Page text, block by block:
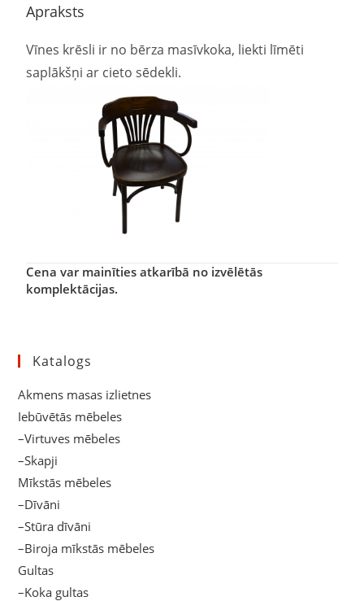
Apraksts
Vīnes krēsli ir no bērza masīvkoka, liekti līmēti
saplākšņi ar cieto sēdekli.
Cena var mainīties atkarībā no izvēlētās
komplektācijas.
Katalogs
Akmens masas izlietnes
Iebūvētās mēbeles
–Virtuves mēbeles
–Skapji
Mīkstās mēbeles
–Dīvāni
–Stūra dīvāni
–Biroja mīkstās mēbeles
Gultas
–Koka gultas